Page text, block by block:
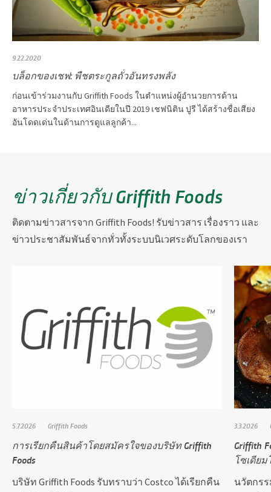
9.22.2020
บล็อกของเชฟ: พืชตระกูลถั่วอันทรงพลัง
ก่อนเข้าร่วมงานกับ Griffith Foods ในตำแหน่งผู้อำนวยการด้าน
อาหารประจำประเทศอินเดียในปี 2019 เชฟนิติน ปูรี ได้สร้างชื่อเสียง
อันโดดเด่นในด้านการดูแลลูกค้า...
ข่าวเกี่ยวกับ Griffith Foods
ติดตามข่าวสารจาก Griffith Foods! รับข่าวสาร เรื่องราว และ
ข่าวประชาสัมพันธ์จากทั่วทั้งระบบนิเวศระดับโลกของเรา
5.7.2026 Griffith Foods
การเรียกคืนสินค้าโดยสมัครใจของบริษัท Griffith
Foods
บริษัท Griffith Foods รับทราบว่า Costco ได้เรียกคืน
3.3.2026
Griffith
โซเดียม
นวัตกร